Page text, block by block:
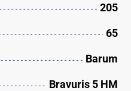
205
65
Barum
Bravuris 5 HM